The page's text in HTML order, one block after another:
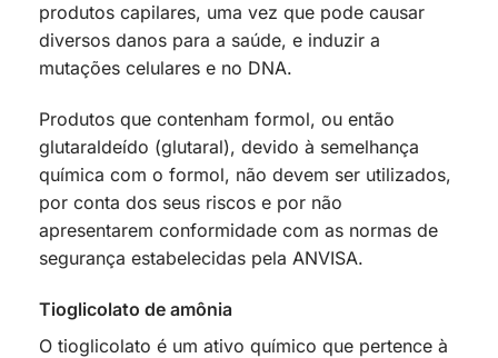
produtos capilares, uma vez que pode causar
diversos danos para a saúde, e induzir a
mutações celulares e no DNA.
Produtos que contenham formol, ou então
glutaraldeído (glutaral), devido à semelhança
química com o formol, não devem ser utilizados,
por conta dos seus riscos e por não
apresentarem conformidade com as normas de
segurança estabelecidas pela ANVISA.
Tioglicolato de amônia
O tioglicolato é um ativo químico que pertence à